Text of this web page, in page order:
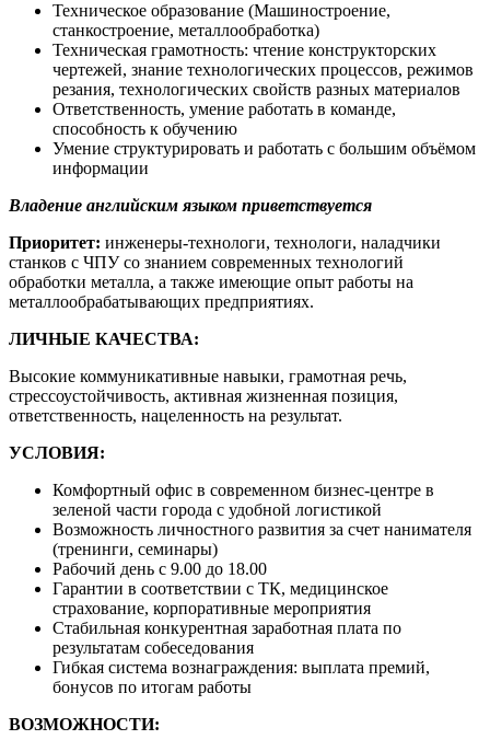
Техническое образование (Машиностроение,
станкостроение, металлообработка)
Техническая грамотность: чтение конструкторских
чертежей, знание технологических процессов, режимов
резания, технологических свойств разных материалов
Ответственность, умение работать в команде,
способность к обучению
Умение структурировать и работать с большим объёмом
информации
Владение английским языком приветствуется
Приоритет: инженеры-технологи, технологи, наладчики
станков с ЧПУ со знанием современных технологий
обработки металла, а также имеющие опыт работы на
металлообрабатывающих предприятиях.
ЛИЧНЫЕ КАЧЕСТВА:
Высокие коммуникативные навыки, грамотная речь,
стрессоустойчивость, активная жизненная позиция,
ответственность, нацеленность на результат.
УСЛОВИЯ:
Комфортный офис в современном бизнес-центре в
зеленой части города с удобной логистикой
Возможность личностного развития за счет нанимателя
(тренинги, семинары)
Рабочий день с 9.00 до 18.00
Гарантии в соответствии с ТК, медицинское
страхование, корпоративные мероприятия
Стабильная конкурентная заработная плата по
результатам собеседования
Гибкая система вознаграждения: выплата премий,
бонусов по итогам работы
ВОЗМОЖНОСТИ: